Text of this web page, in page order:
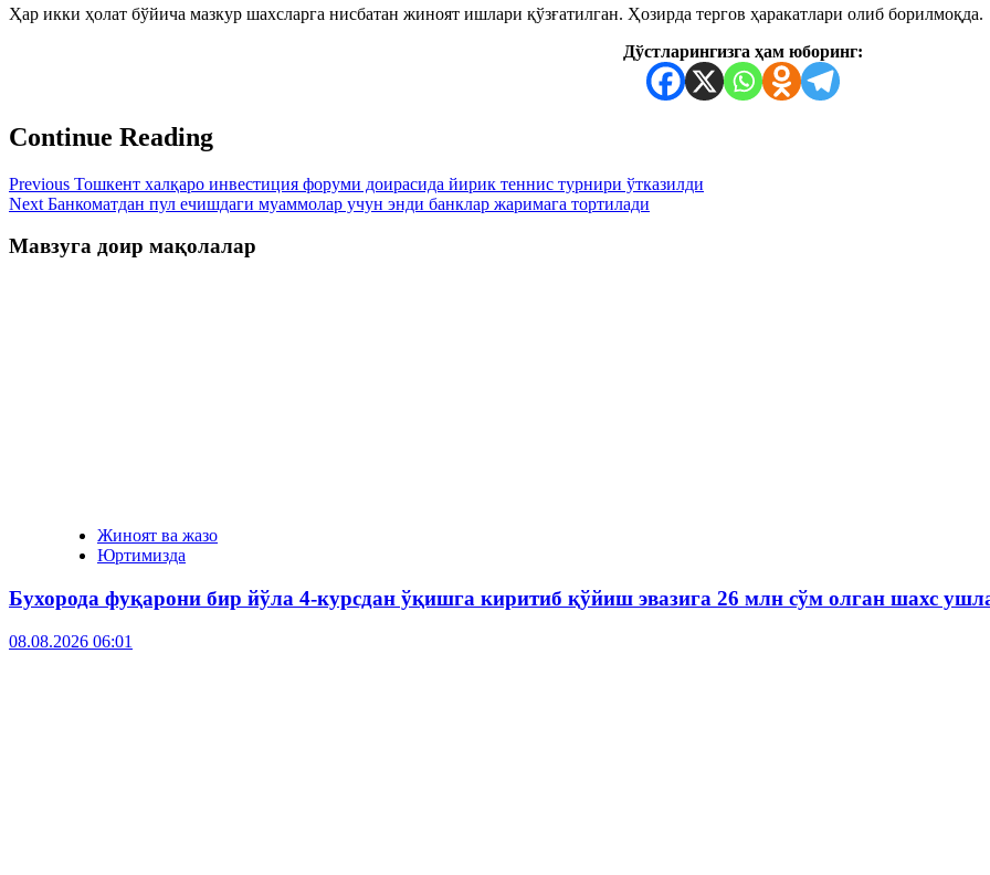
Ҳар икки ҳолат бўйича мазкур шахсларга нисбатан жиноят ишлари қўзғатилган. Ҳозирда тергов ҳаракатлари олиб борилмоқда.
Дўстларингизга ҳам юборинг:
Continue Reading
Previous Тошкент халқаро инвестиция форуми доирасида йирик теннис турнири ўтказилди
Next Банкоматдан пул ечишдаги муаммолар учун энди банклар жаримага тортилади
Мавзуга доир мақолалар
Жиноят ва жазо
Юртимизда
Бухорода фуқарони бир йўла 4-курсдан ўқишга киритиб қўйиш эвазига 26 млн сўм олган шахс
08.08.2026 06:01